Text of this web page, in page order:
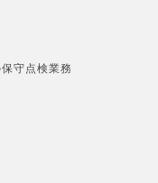
守点検業務